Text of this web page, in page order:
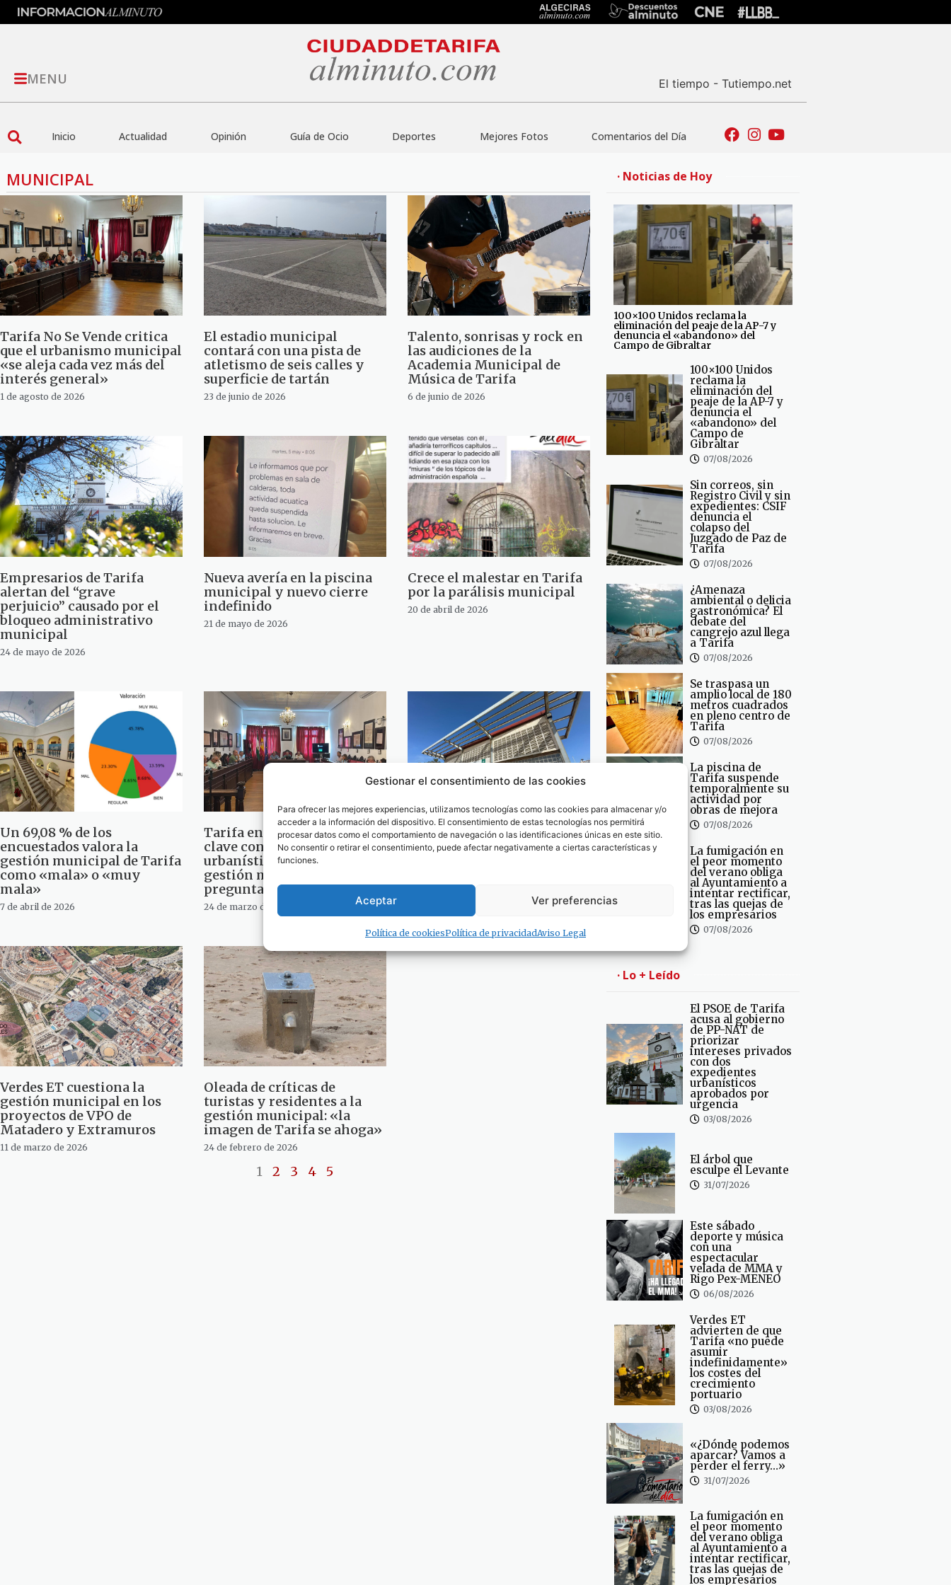
Gestionar el consentimiento de las cookies
Para ofrecer las mejores experiencias, utilizamos tecnologías como las cookies para almacenar y/o
acceder a la información del dispositivo. El consentimiento de estas tecnologías nos permitirá
procesar datos como el comportamiento de navegación o las identificaciones únicas en este sitio.
No consentir o retirar el consentimiento, puede afectar negativamente a ciertas características y
funciones.
Aceptar Ver preferencias
Política de cookiesPolítica de privacidadAviso Legal
MENU El tiempo - Tutiempo.net
Inicio Actualidad Opinión Guía de Ocio Deportes Mejores Fotos Comentarios del Día
MUNICIPAL
Tarifa No Se Vende critica
que el urbanismo municipal
«se aleja cada vez más del
interés general»
1 de agosto de 2026
El estadio municipal
contará con una pista de
atletismo de seis calles y
superficie de tartán
23 de junio de 2026
Talento, sonrisas y rock en
las audiciones de la
Academia Municipal de
Música de Tarifa
6 de junio de 2026
Empresarios de Tarifa
alertan del “grave
perjuicio” causado por el
bloqueo administrativo
municipal
24 de mayo de 2026
Nueva avería en la piscina
municipal y nuevo cierre
indefinido
21 de mayo de 2026
Crece el malestar en Tarifa
por la parálisis municipal
20 de abril de 2026
Un 69,08 % de los
encuestados valora la
gestión municipal de Tarifa
como «mala» o «muy
mala»
7 de abril de 2026
Tarifa encara un pleno
clave con cambios
urbanísticos y control a la
gestión municipal (Lea las
preguntas aquí)
24 de marzo de 2026
La Junta marca distancias
con «el apeadero de Tarifa»
Verdes ET cuestiona la
gestión municipal en los
proyectos de VPO de
Matadero y Extramuros
11 de marzo de 2026
Oleada de críticas de
turistas y residentes a la
gestión municipal: «la
imagen de Tarifa se ahoga»
24 de febrero de 2026
1 2 3 4 5
· Noticias de Hoy
100×100 Unidos reclama la
eliminación del peaje de la AP-7 y
denuncia el «abandono» del
Campo de Gibraltar
100×100 Unidos
reclama la
eliminación del
peaje de la AP-7 y
denuncia el
«abandono» del
Campo de
Gibraltar
07/08/2026
Sin correos, sin
Registro Civil y sin
expedientes: CSIF
denuncia el
colapso del
Juzgado de Paz de
Tarifa
07/08/2026
¿Amenaza
ambiental o delicia
gastronómica? El
debate del
cangrejo azul llega
a Tarifa
07/08/2026
Se traspasa un
amplio local de 180
metros cuadrados
en pleno centro de
Tarifa
07/08/2026
La piscina de
Tarifa suspende
temporalmente su
actividad por
obras de mejora
07/08/2026
La fumigación en
el peor momento
del verano obliga
al Ayuntamiento a
intentar rectificar,
tras las quejas de
los empresarios
07/08/2026
· Lo + Leído
El PSOE de Tarifa
acusa al gobierno
de PP-NAT de
priorizar
intereses privados
con dos
expedientes
urbanísticos
aprobados por
urgencia
03/08/2026
El árbol que
esculpe el Levante
31/07/2026
Este sábado
deporte y música
con una
espectacular
velada de MMA y
Rigo Pex-MENEO
06/08/2026
Verdes ET
advierten de que
Tarifa «no puede
asumir
indefinidamente»
los costes del
crecimiento
portuario
03/08/2026
«¿Dónde podemos
aparcar? Vamos a
perder el ferry…»
31/07/2026
La fumigación en
el peor momento
del verano obliga
al Ayuntamiento a
intentar rectificar,
tras las quejas de
los empresarios